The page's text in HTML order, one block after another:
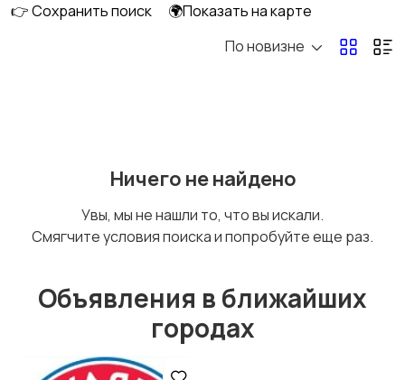
IT, интернет, телеком
Организация
👉 Сохранить поиск
🌍Показать на карте
По новизне
Ничего не найдено
Увы, мы не нашли то, что вы искали.
Смягчите условия поиска и попробуйте еще раз.
Объявления в ближайших
городах